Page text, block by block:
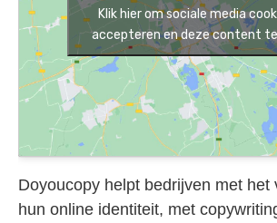
Klik hier om sociale media
accepteren en deze content
Doyoucopy helpt bedrijven met het
hun online identiteit, met